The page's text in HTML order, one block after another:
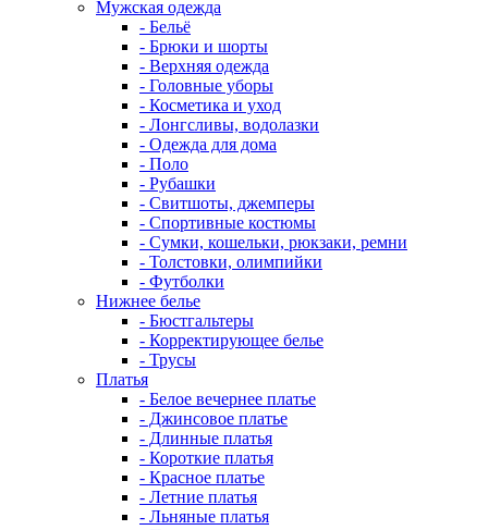
Мужская одежда
- Бельё
- Брюки и шорты
- Верхняя одежда
- Головные уборы
- Косметика и уход
- Лонгсливы, водолазки
- Одежда для дома
- Поло
- Рубашки
- Свитшоты, джемперы
- Спортивные костюмы
- Сумки, кошельки, рюкзаки, ремни
- Толстовки, олимпийки
- Футболки
Нижнее белье
- Бюстгальтеры
- Корректирующее белье
- Трусы
Платья
- Белое вечернее платье
- Джинсовое платье
- Длинные платья
- Короткие платья
- Красное платье
- Летние платья
- Льняные платья